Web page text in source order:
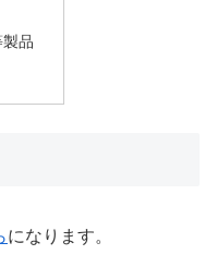
品
になります。